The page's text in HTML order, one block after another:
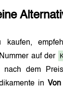
kaufen,
auf der
dem
in